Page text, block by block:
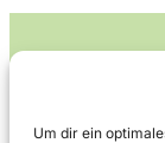
Um dir ein